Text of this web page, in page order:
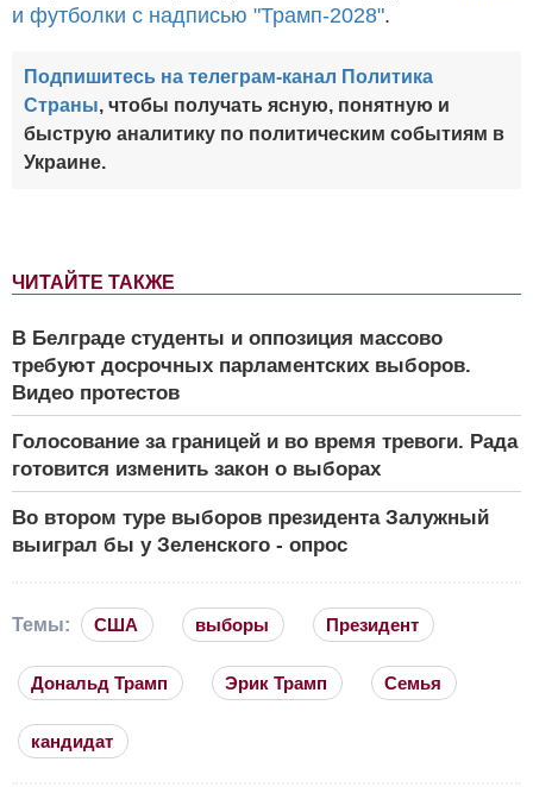
ЧИТАЙТЕ ТАКЖЕ
В Белграде студенты и оппозиция массово
требуют досрочных парламентских выборов.
Видео протестов
Голосование за границей и во время тревоги. Рада
готовится изменить закон о выборах
Во втором туре выборов президента Залужный
выиграл бы у Зеленского - опрос
и футболки с надписью "Трамп-2028".
Подпишитесь на телеграм-канал Политика
Страны, чтобы получать ясную, понятную и
быструю аналитику по политическим событиям в
Украине.
Темы: США выборы Президент
Дональд Трамп Эрик Трамп Семья
кандидат